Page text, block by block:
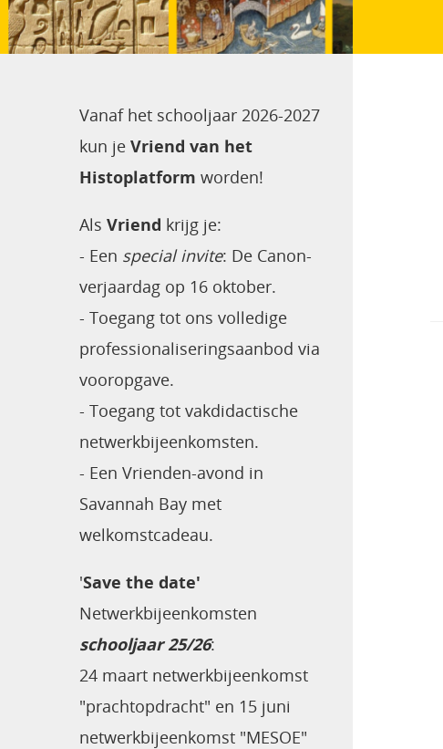
Vanaf het schooljaar 2026-2027
kun je Vriend van het
Histoplatform worden!
Als Vriend krijg je:
- Een special invite: De Canon-
verjaardag op 16 oktober.
- Toegang tot ons volledige
professionaliseringsaanbod via
vooropgave.
- Toegang tot vakdidactische
netwerkbijeenkomsten.
- Een Vrienden-avond in
Savannah Bay met
welkomstcadeau.
'Save the date'
Netwerkbijeenkomsten
schooljaar 25/26:
24 maart netwerkbijeenkomst
"prachtopdracht" en 15 juni
netwerkbijeenkomst "MESOE"